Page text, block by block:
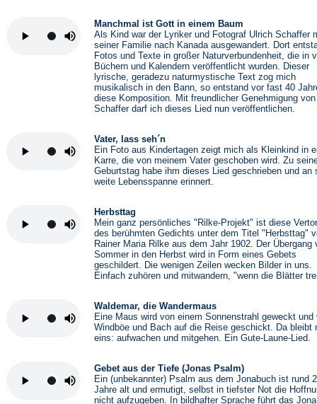
Manchmal ist Gott in einem Baum
Als Kind war der Lyriker und Fotograf Ulrich Schaffer
seiner Familie nach Kanada ausgewandert. Dort
Fotos und Texte in großer Naturverbundenheit, die in
Büchern und Kalendern veröffentlicht wurden. Dieser
lyrische, geradezu naturmystische Text zog mich
musikalisch in den Bann, so entstand vor fast 40
diese Komposition. Mit freundlicher Genehmigung
Schaffer darf ich dieses Lied nun veröffentlichen.
Vater, lass seh´n
Ein Foto aus Kindertagen zeigt mich als Kleinkind in
Karre, die von meinem Vater geschoben wird. Zu
Geburtstag habe ihm dieses Lied geschrieben und an
weite Lebensspanne erinnert.
Herbsttag
Mein ganz persönliches "Rilke-Projekt" ist diese
des berühmten Gedichts unter dem Titel "Herbsttag"
Rainer Maria Rilke aus dem Jahr 1902. Der Übergang
Sommer in den Herbst wird in Form eines Gebets
geschildert. Die wenigen Zeilen wecken Bilder in uns.
Einfach zuhören und mitwandern, "wenn die Blätter
Waldemar, die Wandermaus
Eine Maus wird von einem Sonnenstrahl geweckt und
Windböe und Bach auf die Reise geschickt. Da bleibt
eins: aufwachen und mitgehen. Ein Gute-Laune-Lied.
Gebet aus der Tiefe (Jonas Psalm)
Ein (unbekannter) Psalm aus dem Jonabuch ist rund
Jahre alt und ermutigt, selbst in tiefster Not die
nicht aufzugeben. In bildhafter Sprache führt das